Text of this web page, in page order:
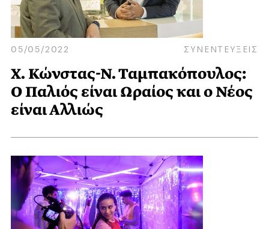
05/05/2022 ΣΥΝΕΝΤΕΥΞΕΙΣ
Χ. Κώνστας-Ν. Ταμπακόπουλος:
Ο Παλιός είναι Ωραίος και ο Νέος
είναι Αλλιώς